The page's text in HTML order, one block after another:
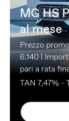
MG HS
al mese
Prezzo
6.140 |
pari a rata
TAN 7,47% -